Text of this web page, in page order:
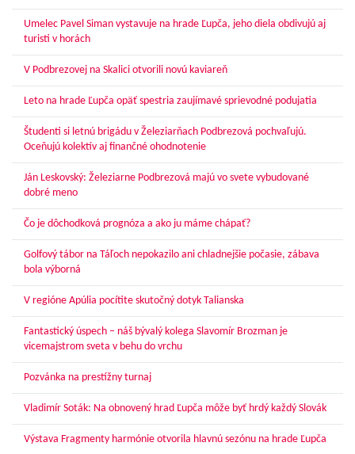
Umelec Pavel Siman vystavuje na hrade Ľupča, jeho diela obdivujú aj
turisti v horách
V Podbrezovej na Skalici otvorili novú kaviareň
Leto na hrade Ľupča opäť spestria zaujímavé sprievodné podujatia
Študenti si letnú brigádu v Železiarňach Podbrezová pochvaľujú.
Oceňujú kolektív aj finančné ohodnotenie
Ján Leskovský: Železiarne Podbrezová majú vo svete vybudované
dobré meno
Čo je dôchodková prognóza a ako ju máme chápať?
Golfový tábor na Táľoch nepokazilo ani chladnejšie počasie, zábava
bola výborná
V regióne Apúlia pocítite skutočný dotyk Talianska
Fantastický úspech – náš bývalý kolega Slavomír Brozman je
vicemajstrom sveta v behu do vrchu
Pozvánka na prestížny turnaj
Vladimír Soták: Na obnovený hrad Ľupča môže byť hrdý každý Slovák
Výstava Fragmenty harmónie otvorila hlavnú sezónu na hrade Ľupča